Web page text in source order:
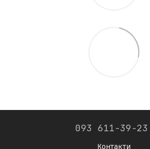
093 611-39-23
Контакти